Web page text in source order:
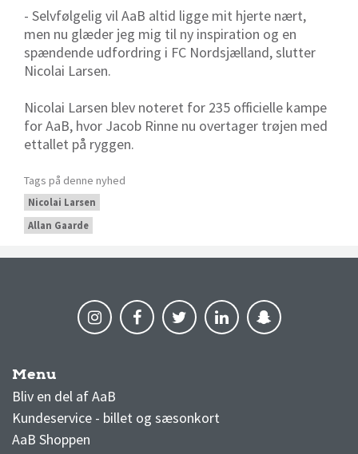
- Selvfølgelig vil AaB altid ligge mit hjerte nært,
men nu glæder jeg mig til ny inspiration og en
spændende udfordring i FC Nordsjælland, slutter
Nicolai Larsen.
Nicolai Larsen blev noteret for 235 officielle kampe
for AaB, hvor Jacob Rinne nu overtager trøjen med
ettallet på ryggen.
Tags på denne nyhed
Nicolai Larsen
Allan Gaarde
Menu
Bliv en del af AaB
Kundeservice - billet og sæsonkort
AaB Shoppen